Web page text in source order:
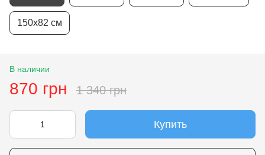
150х82 см
В наличии
870 грн 1 340 грн
Купить